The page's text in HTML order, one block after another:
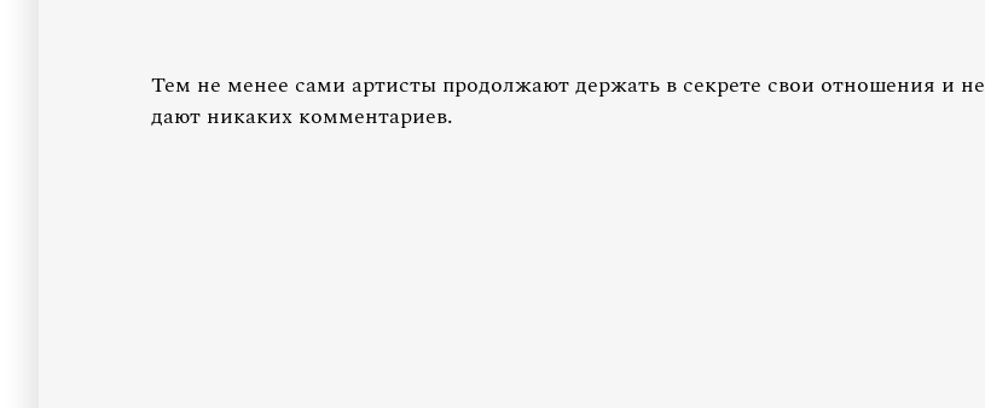
Тем не менее сами артисты продолжают держать в секрете свои отношения и не
дают никаких комментариев.